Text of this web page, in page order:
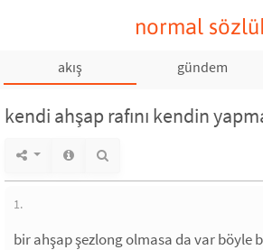
normal
akış gündem
kendi ahşap rafını kendin
1.
bir ahşap şezlong olmasa da var böyle